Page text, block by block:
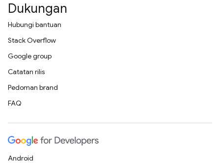
Dukungan
Hubungi bantuan
Stack Overflow
Google group
Catatan rilis
Pedoman brand
FAQ
Android